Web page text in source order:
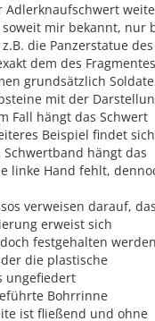
mir bekannt, nur
die Panzerstatue des
dem des
grundsätzlich
mit der
Fall hängt das Schwert
Beispiel findet sich
hängt das
linke Hand fehlt,
verweisen darauf,
erweist sich
festgehalten
die plastische
ungefiedert
Bohrrinne
ist fließend und ohne